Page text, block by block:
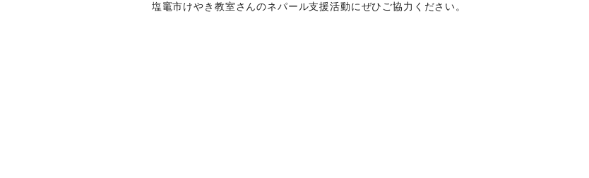
塩竈市けやき教室さんのネパール支援活動にぜひご協力ください。